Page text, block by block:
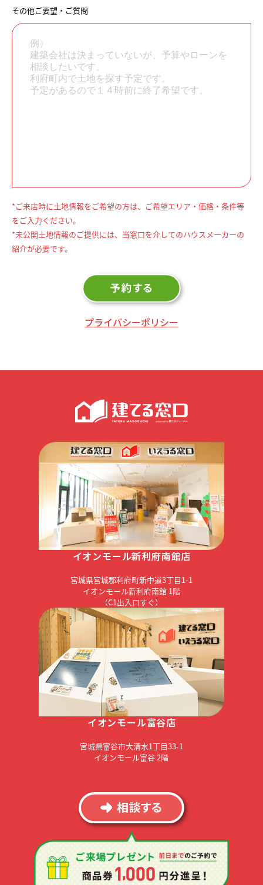
その他ご要望・ご質問
*ご来店時に土地情報をご希望の方は、ご希望エリア・価格・条件等
をご入力ください。
*未公開土地情報のご提供には、当窓口を介してのハウスメーカーの
紹介が必要です。
プライバシーポリシー
イオンモール新利府南館店
宮城県宮城郡利府町新中道3丁目1-1
イオンモール新利府南館 1階
（C1出入口すぐ）
イオンモール富谷店
宮城県富谷市大清水1丁目33-1
イオンモール富谷 2階